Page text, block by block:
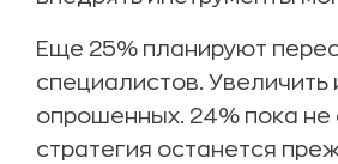
Еще 25% планируют
специалистов.
опрошенных. 24% пока не
стратегия останется